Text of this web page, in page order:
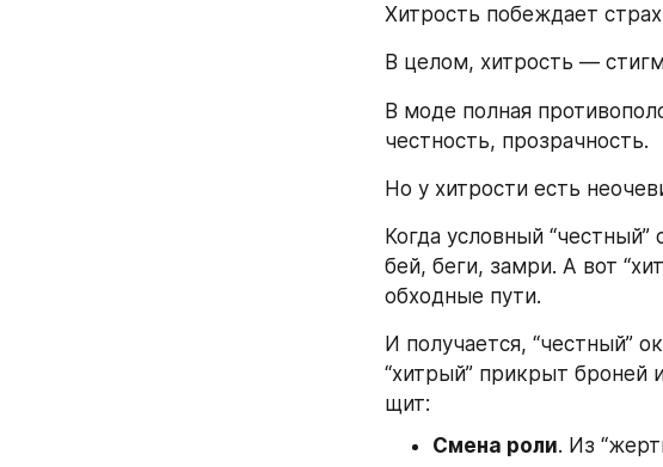
Хитрость побеждает
В целом, хитрость —
В моде полная
честность, прозрачность.
Но у хитрости есть
Когда условный “честный”
бей, беги, замри. А вот
обходные пути.
И получается, “честный”
“хитрый” прикрыт броней
щит:
Смена роли. Из